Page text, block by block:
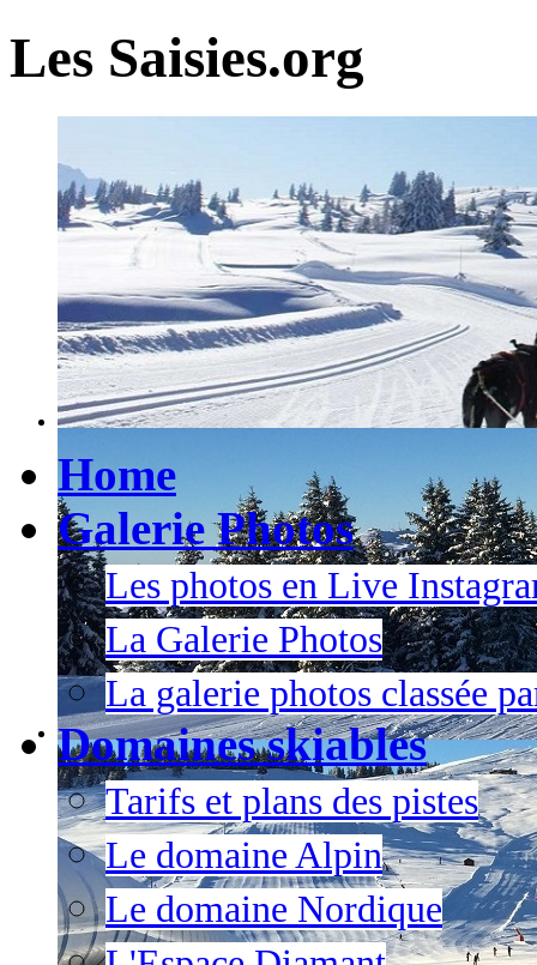
Les Saisies.org
Home
Galerie Photos
Les photos en Live
La Galerie Photos
La galerie photos classée
Domaines skiables
Tarifs et plans des pistes
Le domaine Alpin
Le domaine Nordique